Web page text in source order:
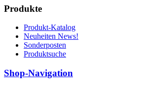
Produkte
Produkt-Katalog
Neuheiten News!
Sonderposten
Produktsuche
Shop-Navigation